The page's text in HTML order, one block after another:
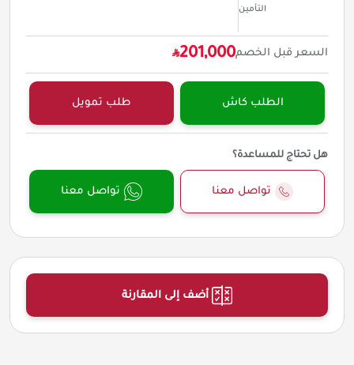
التأمين
السعر قبل الخصم201,000
الطلب كاش طلب تمويل
هل تحتاج للمساعدة؟
تواصل معنا تواصل معنا
أضف إلى المقارنة